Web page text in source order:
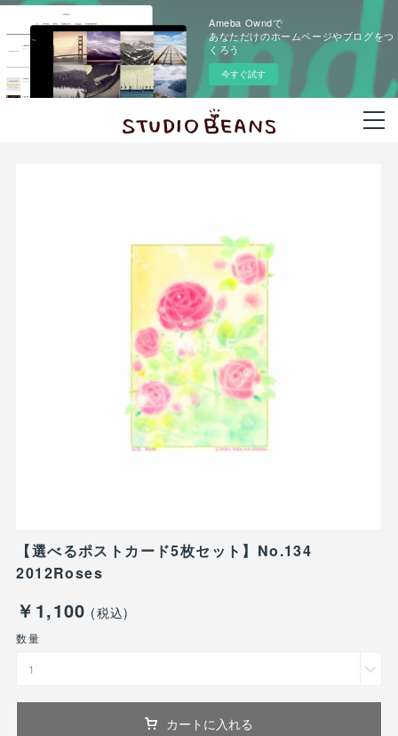
Ameba Owndで
あなただけのホームページやブログをつ
くろう
今すぐ試す
【選べるポストカード5枚セット】No.134
2012Roses
￥1,100 (税込)
数量
1
カートに入れる